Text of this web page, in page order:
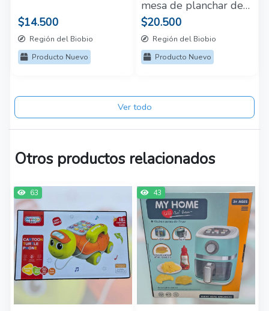
$14.500
Región del Biobio
Producto Nuevo
mesa de planchar de
juguete
$20.500
Región del Biobio
Producto Nuevo
Ver todo
Otros productos relacionados
63 43